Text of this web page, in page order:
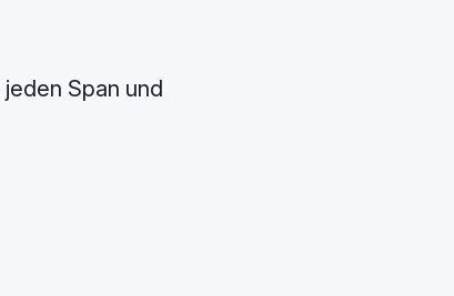
Span und